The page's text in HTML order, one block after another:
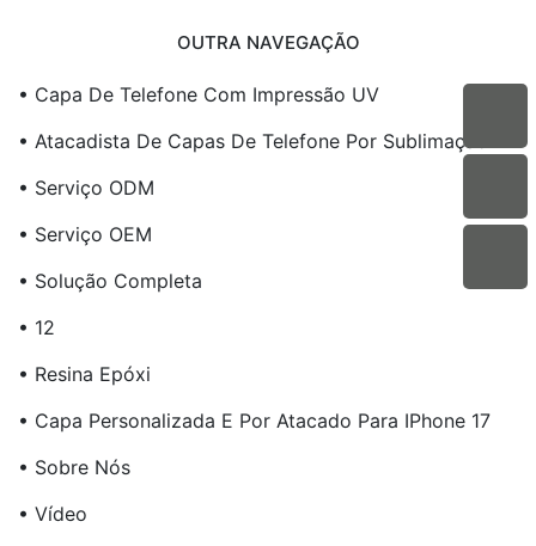
OUTRA NAVEGAÇÃO
• Capa De Telefone Com Impressão UV
• Atacadista De Capas De Telefone Por Sublimação
• Serviço ODM
• Serviço OEM
• Solução Completa
• 12
• Resina Epóxi
• Capa Personalizada E Por Atacado Para IPhone 17
• Sobre Nós
• Vídeo